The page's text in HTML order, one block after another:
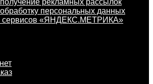
персональных данных
сервисов «ЯНДЕКС.МЕТРИКА»